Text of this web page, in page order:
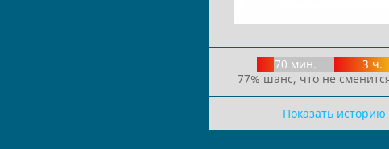
70 мин.
3 ч.
77% шанс, что не
Показать историю